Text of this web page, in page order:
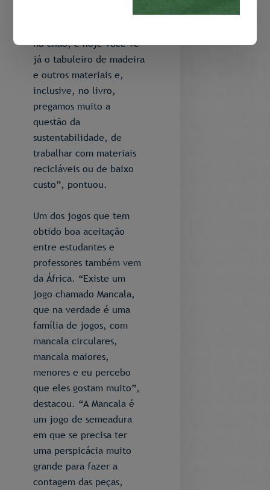
continente. “Alguns eram
no chão, e hoje você vê
já o tabuleiro de madeira
e outros materiais e,
inclusive, no livro,
pregamos muito a
questão da
sustentabilidade, de
trabalhar com materiais
recicláveis ou de baixo
custo”, pontuou.
Um dos jogos que tem
obtido boa aceitação
entre estudantes e
professores também vem
da África. “Existe um
jogo chamado Mancala,
que na verdade é uma
família de jogos, com
mancala circulares,
mancala maiores,
menores e eu percebo
que eles gostam muito”,
destacou. “A Mancala é
um jogo de semeadura
em que se precisa ter
uma perspicácia muito
grande para fazer a
contagem das peças,